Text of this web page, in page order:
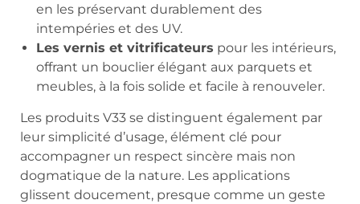
en les préservant durablement des
intempéries et des UV.
Les vernis et vitrificateurs pour les intérieurs,
offrant un bouclier élégant aux parquets et
meubles, à la fois solide et facile à renouveler.
Les produits V33 se distinguent également par
leur simplicité d’usage, élément clé pour
accompagner un respect sincère mais non
dogmatique de la nature. Les applications
glissent doucement, presque comme un geste